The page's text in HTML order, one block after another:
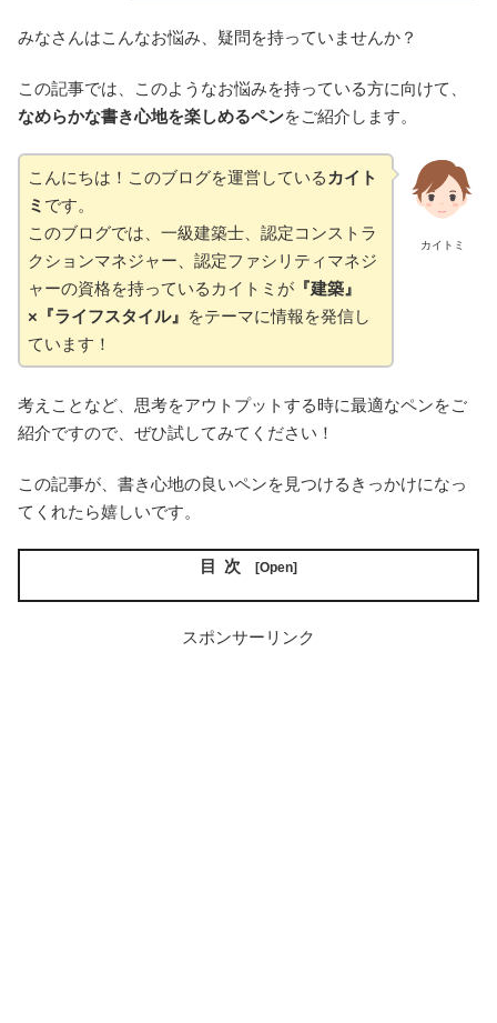
みなさんはこんなお悩み、疑問を持っていませんか？
この記事では、このようなお悩みを持っている方に向けて、
なめらかな書き心地を楽しめるペンをご紹介します。
カイトミ
こんにちは！このブログを運営している カイト
ミ です。
このブログでは、一級建築士、認定コンストラ
クションマネジャー、認定ファシリティマネジ
ャーの資格を持っているカイトミが 『建築』
×『ライフスタイル』 をテーマに情報を発信し
ています！
考えことなど、思考をアウトプットする時に最適なペンをご
紹介ですので、ぜひ試してみてください！
この記事が、書き心地の良いペンを見つけるきっかけになっ
てくれたら嬉しいです。
目次
スポンサーリンク